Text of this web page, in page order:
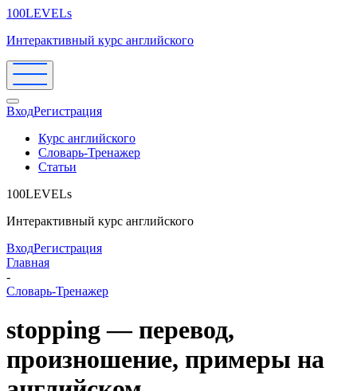
100LEVELs
Интерактивный курс английского
ВходРегистрация
Курс английского
Словарь-Тренажер
Статьи
100LEVELs
Интерактивный курс английского
ВходРегистрация
Главная
-
Словарь-Тренажер
stopping — перевод,
произношение, примеры на